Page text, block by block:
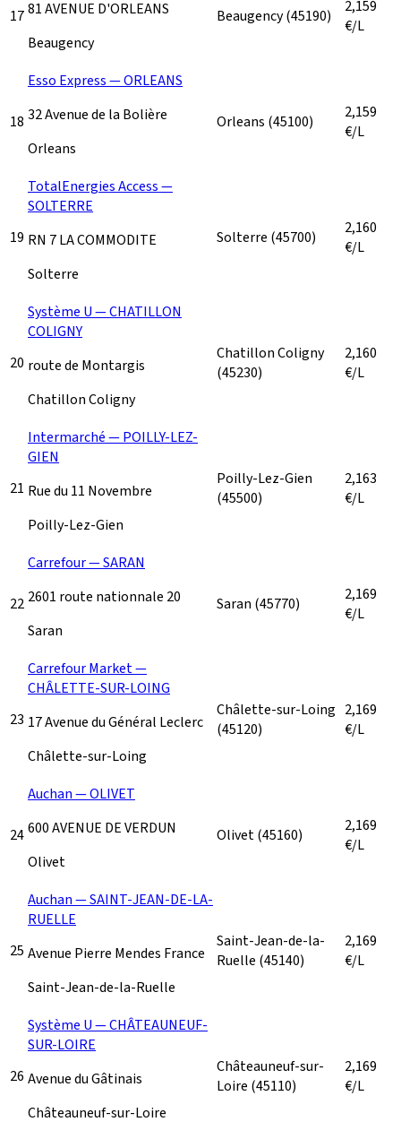
1781 AVENUE D'ORLEANS
Beaugency
Beaugency(45190)
2,159
€/L
18
Esso Express — ORLEANS
32 Avenue de la Bolière
Orleans
Orleans (45100)
2,159
€/L
19
TotalEnergies Access —
SOLTERRE
RN 7 LA COMMODITE
Solterre
Solterre (45700)
2,160
€/L
20
Système U — CHATILLON
COLIGNY
route de Montargis
Chatillon Coligny
Chatillon Coligny
(45230)
2,160
€/L
21
Intermarché — POILLY-LEZ-
GIEN
Rue du 11 Novembre
Poilly-Lez-Gien
Poilly-Lez-Gien
(45500)
2,163
€/L
22
Carrefour — SARAN
2601 route nationnale 20
Saran
Saran (45770)
2,169
€/L
23
Carrefour Market —
CHÂLETTE-SUR-LOING
17 Avenue du Général Leclerc
Châlette-sur-Loing
Châlette-sur-Loing
(45120)
2,169
€/L
24
Auchan — OLIVET
600 AVENUE DE VERDUN
Olivet
Olivet(45160)
2,169
€/L
25
Auchan — SAINT-JEAN-DE-LA-
RUELLE
Avenue Pierre Mendes France
Saint-Jean-de-la-Ruelle
Saint-Jean-de-la-
Ruelle (45140)
2,169
€/L
26
Système U — CHÂTEAUNEUF-
SUR-LOIRE
Avenue du Gâtinais
Châteauneuf-sur-Loire
Châteauneuf-sur-
Loire (45110)
2,169
€/L